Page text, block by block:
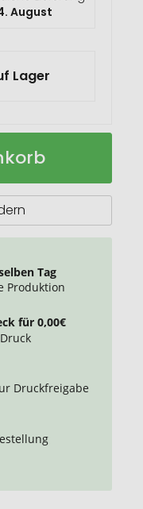
August
Lager
Tag
Produktion
für 0,00€
Druckfreigabe